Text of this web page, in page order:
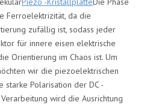
Ferroelektrizität, da die
zufällig ist, sodass jeder
für innere eisen elektrische
Orientierung im Chaos ist. Um
wir die piezoelektrischen
starke Polarisation der DC -
wird die Ausrichtung